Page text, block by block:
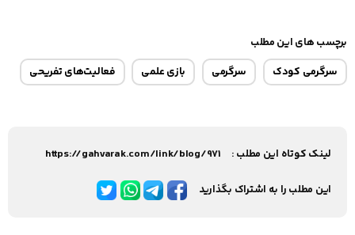
برچسب های این مطلب
سرگرمی کودک
سرگرمی بازی علمی فعالیت‌های تفریحی
لینک کوتاه این مطلب : https://gahvarak.com/link/blog/971
این مطلب را به اشتراک بگذارید